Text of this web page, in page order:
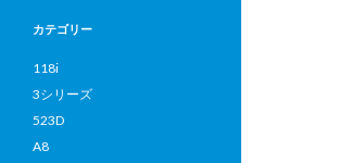
カテゴリー
118i
3シリーズ
523D
A8